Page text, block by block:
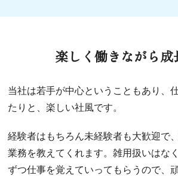
楽しく働きながら成
当社は若手が中心ということもあり、
たりと、楽しい社風です。
経験者はもちろん未経験者も大歓迎で
業務を教えてくれます。雑用扱いはな
ずつ仕事を覚えていってもらうので、